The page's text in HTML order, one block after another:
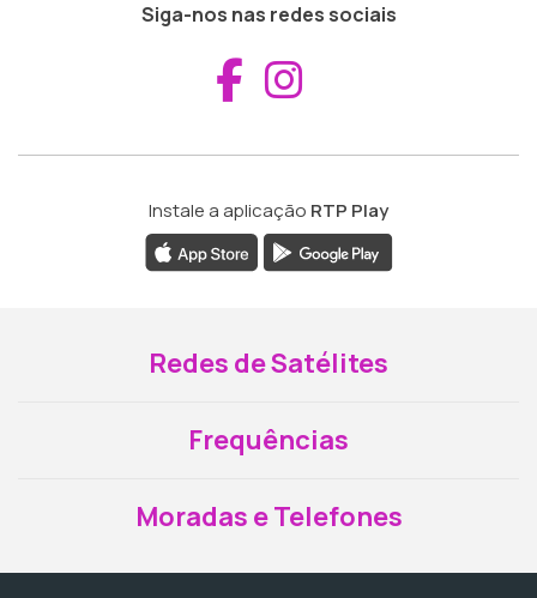
Siga-nos nas redes sociais
Aceder ao
Instale a aplicação RTP Play
Redes de Satélites
Frequências
Moradas e Telefones